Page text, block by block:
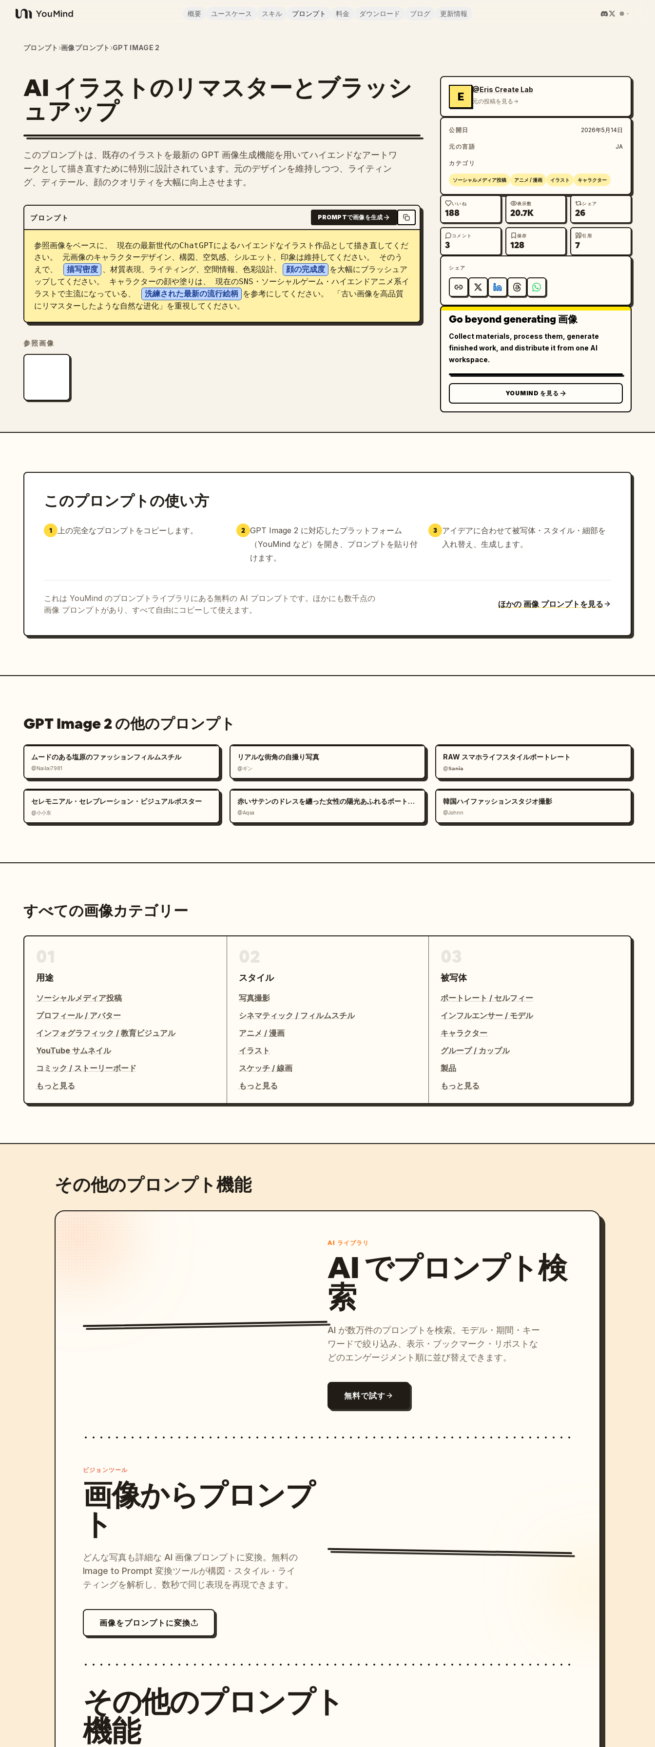
YouMind
概要 ユースケース スキル プロンプト 料金 ダウンロード ブログ 更新情報
プロンプト ›画像プロンプト ›GPT IMAGE 2
AI イラストのリマスターとブラッシ
ュアップ
このプロンプトは、既存のイラストを最新の GPT 画像生成機能を用いてハイエンドなアートワ
ークとして描き直すために特別に設計されています。元のデザインを維持しつつ、ライティン
グ、ディテール、顔のクオリティを大幅に向上させます。
プロンプト PROMPTで画像を生成
参照画像をベースに、 現在の最新世代のChatGPTによるハイエンドなイラスト作品として描き直してくだ
さい。 元画像のキャラクターデザイン、構図、空気感、シルエット、印象は維持してください。 そのう
えで、
描写密度 、材質表現、ライティング、空間情報、色彩設計、 顔の完成度 を大幅にブラッシュア
ップしてください。 キャラクターの顔や塗りは、 現在のSNS・ソーシャルゲーム・ハイエンドアニメ系イ
ラストで主流になっている、
洗練された最新の流行絵柄 を参考にしてください。 「古い画像を高品質
にリマスターしたような自然な进化」を重視してください。
参照画像
E
@Eris Create Lab
元の投稿を見る
公開日 2026年5月14日
元の言語 JA
カテゴリ
ソーシャルメディア投稿 アニメ / 漫画 イラスト キャラクター
いいね
188
表示数
20.7K
シェア
26
コメント
3
保存
128
引用
7
シェア
Go beyond generating 画像
Collect materials, process them, generate
finished work, and distribute it from one AI
workspace.
YOUMIND を見る
このプロンプトの使い方
1 上の完全なプロンプトをコピーします。 2 GPT Image 2 に対応したプラットフォーム
（YouMind など）を開き、プロンプトを貼り付
けます。
3
アイデアに合わせて被写体・スタイル・細部を
入れ替え、生成します。
これは YouMind のプロンプトライブラリにある無料の AI プロンプトです。ほかにも数千点の
画像 プロンプトがあり、すべて自由にコピーして使えます。
ほかの 画像 プロンプトを見る
GPT Image 2 の他のプロンプト
ムードのある塩原のファッションフィルムスチル
@Nailai7981
リアルな街角の自撮り写真
@ギン
RAW スマホライフスタイルポートレート
@𝗦𝗮𝗻𝗶𝗮
セレモニアル・セレブレーション・ビジュアルポスター
@小小东
赤いサテンのドレスを纏った女性の陽光あふれるポートレート
@Aqsa
韓国ハイファッションスタジオ撮影
@Johnn
すべての画像カテゴリー
用途
ソーシャルメディア投稿
プロフィール / アバター
インフォグラフィック / 教育ビジュアル
YouTube サムネイル
コミック / ストーリーボード
もっと見る
スタイル
写真撮影
シネマティック / フィルムスチル
アニメ / 漫画
イラスト
スケッチ / 線画
もっと見る
被写体
ポートレート / セルフィー
インフルエンサー / モデル
キャラクター
グループ / カップル
製品
もっと見る
その他のプロンプト機能
AI ライブラリ
AI でプロンプト検
索
AI が数万件のプロンプトを検索。モデル・期間・キー
ワードで絞り込み、表示・ブックマーク・リポストな
どのエンゲージメント順に並び替えできます。
無料で試す
ビジョンツール
画像からプロンプ
ト
どんな写真も詳細な AI 画像プロンプトに変換。無料の
Image to Prompt 変換ツールが構図・スタイル・ライ
ティングを解析し、数秒で同じ表現を再現できます。
画像をプロンプトに変換
その他のプロンプト
機能